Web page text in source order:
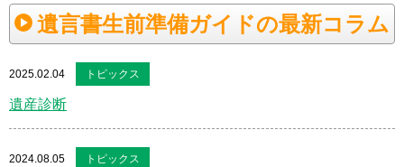
遺言書生前準備ガイドの最新コラム
2025.02.04 トピックス
遺産診断
2024.08.05 トピックス